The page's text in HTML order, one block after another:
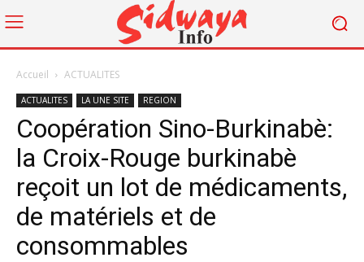
Accueil ACTUALITES
ACTUALITES LA UNE SITE REGION
Coopération Sino-Burkinabè:
la Croix-Rouge burkinabè
reçoit un lot de médicaments,
de matériels et de
consommables